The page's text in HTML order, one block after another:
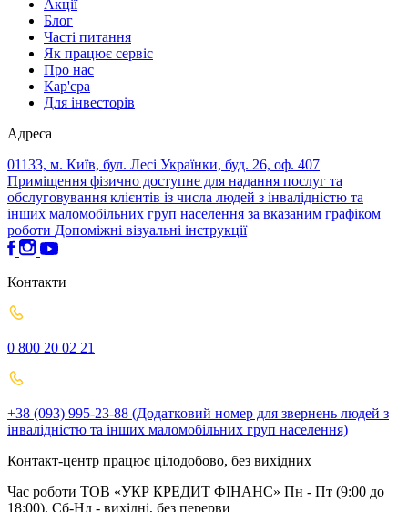
Акції
Блог
Часті питання
Як працює сервіс
Про нас
Кар'єра
Для інвесторів
Адреса
01133, м. Київ, бул. Лесі Українки, буд. 26, оф. 407
Приміщення фізично доступне для надання послуг та
обслуговування клієнтів із числа людей з інвалідністю та
інших маломобільних груп населення за вказаним графіком
роботи Допоміжні візуальні інструкції
Контакти
0 800 20 02 21
+38 (093) 995-23-88 (Додатковий номер для звернень людей з
інвалідністю та інших маломобільних груп населення)
Контакт-центр працює цілодобово, без вихідних
Час роботи ТОВ «УКР КРЕДИТ ФІНАНС» Пн - Пт (9:00 до
18:00), Сб-Нд - вихідні, без перерви